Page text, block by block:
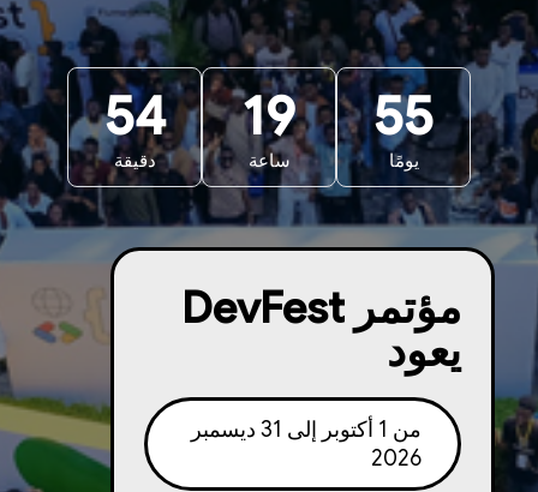
55
يومًا
19
ساعة
54
دقيقة
مؤتمر DevFest
يعود
من 1 أكتوبر إلى 31 ديسمبر
2026